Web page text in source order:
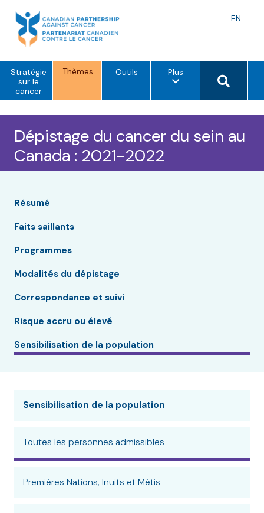
content
EN
Stratégie
sur le
cancer
Thèmes Outils Pluso
i
d
Search
Dépistage du cancer du sein au
Canada : 2021-2022
Résumé
Faits saillants
Programmes
Modalités du dépistage
Correspondance et suivi
Risque accru ou élevé
Sensibilisation de la population
Sensibilisation de la population
Toutes les personnes admissibles
Premières Nations, Inuits et Métis